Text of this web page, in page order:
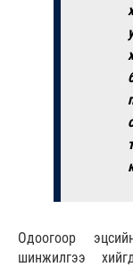
Одоогоор
шинжилгээ